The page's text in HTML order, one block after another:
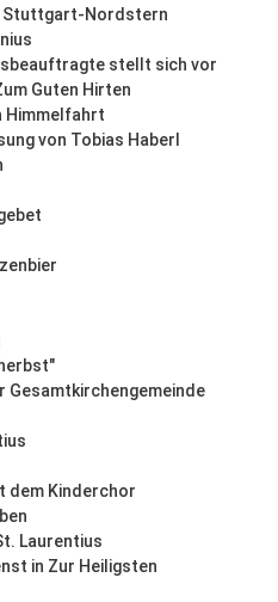
Stuttgart-Nordstern
stellt sich vor
Guten Hirten
Himmelfahrt
von Tobias Haberl
Gesamtkirchengemeinde
dem Kinderchor
Laurentius
in Zur Heiligsten